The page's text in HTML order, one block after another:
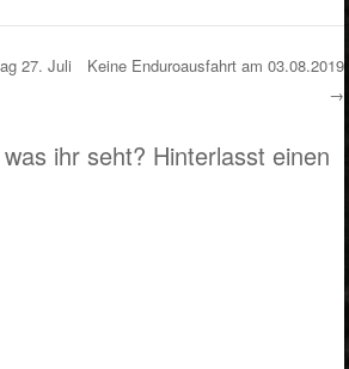
27. Juli
Keine Enduroausfahrt am 03.08.2019
→
ihr seht? Hinterlasst einen